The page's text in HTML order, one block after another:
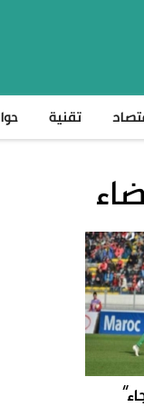
تقنية